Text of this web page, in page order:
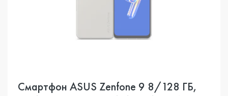
Смартфон ASUS Zenfone 9 8/128 ГБ,